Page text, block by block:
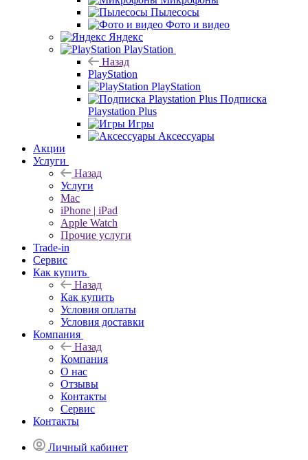
Пылесосы
Фото и видео
Яндекс
PlayStation
Назад
PlayStation
PlayStation
Подписка
Playstation Plus
Игры
Аксессуары
Акции
Услуги
Назад
Услуги
Mac
iPhone | iPad
Apple Watch
Прочие услуги
Trade-in
Сервис
Как купить
Назад
Как купить
Условия оплаты
Условия доставки
Компания
Назад
Компания
О нас
Отзывы
Контакты
Сервис
Контакты
Личный кабинет